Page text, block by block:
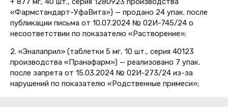
«Фармстандарт-УфаВита») — продано 24 упак. после
публикации письма от 10.07.2024 № 02И-745/24 о
несоответствии по показателю «Растворение»;
2. «Эналаприл» (таблетки 5 мг, 10 шт., серия 40123
производства «Пранафарм») — реализовано 7 упак.
после запрета от 15.03.2024 № 02И-273/24 из-за
нарушений по показателю «Родственные примеси»;